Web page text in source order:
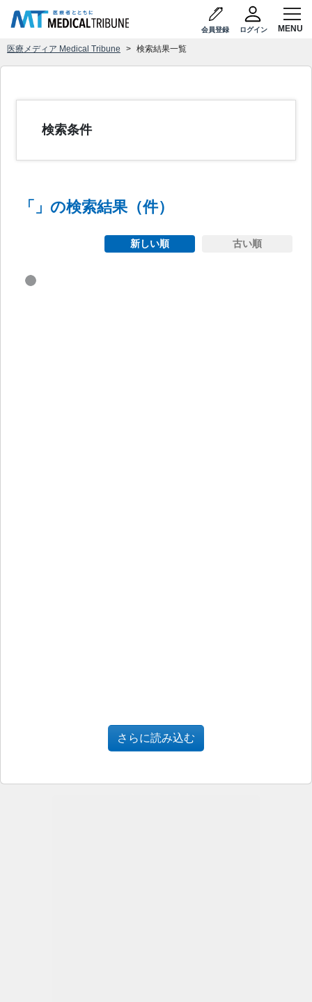
会員登録 ログイン
医療メディア Medical Tribune 検索結果一覧
検索条件
「 」の検索結果（件）
新しい順 古い順
Loading...
さらに読み込む